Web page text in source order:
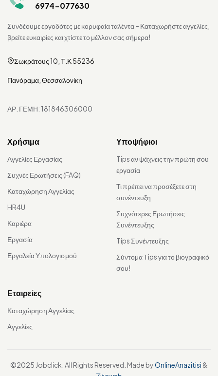
6974-077630
Συνδέουμε εργοδότες με κορυφαία ταλέντα – Καταχωρήστε αγγελίες,
βρείτε ευκαιρίες και χτίστε το μέλλον σας σήμερα!
Σωκράτους 10, Τ.Κ 55236
Πανόραμα, Θεσσαλονίκη
ΑΡ. ΓΕΜΗ: 181846306000
Χρήσιμα
Αγγελίες Εργασίας
Συχνές Ερωτήσεις (FAQ)
Καταχώρηση Αγγελίας
HR4U
Καριέρα
Εργασία
Εργαλεία Υπολογισμού
Υποψήφιοι
Tips αν ψάχνεις την πρώτη σου
εργασία
Τι πρέπει να προσέξετε στη
συνέντευξη
Συχνότερες Ερωτήσεις
Συνέντευξης
Tips Συνέντευξης
Σύντομα Τips για το βιογραφικό
σου!
Εταιρείες
Καταχώρηση Αγγελίας
Αγγελίες
©2025 Jobclick. All Rights Reserved. Made byOnlineAnazitisi &